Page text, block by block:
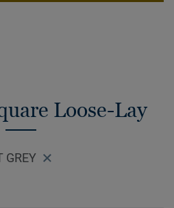
Loose-Lay
GREY